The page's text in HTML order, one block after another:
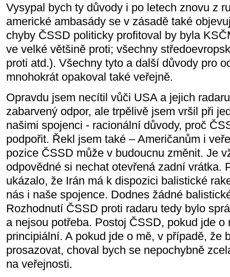
Vysypal bych ty důvody i po letech znovu z
americké ambasády se v zásadě také
chyby ČSSD politicky profitoval by byla
ve velké většině proti; všechny
proti atd.). Všechny tyto a další důvody pro
mnohokrát opakoval také veřejně.
Opravdu jsem necítil vůči USA a jejich
zabarvený odpor, ale trpělivě jsem vršil při
našimi spojenci - racionální důvody, proč
podpořit. Řekl jsem také – Američanům i
pozice ČSSD může v budoucnu změnit. Je
odpovědné si nechat otevřená zadní vrátka.
ukázalo, že Irán má k dispozici balistické
nás i naše spojence. Dodnes žádné
Rozhodnutí ČSSD proti radaru tedy bylo
a nejsou potřeba. Postoj ČSSD, pokud jde o
principiální. A pokud jde o mě, v případě, že
prosazovat, choval bych se nepochybně
na veřejnosti.